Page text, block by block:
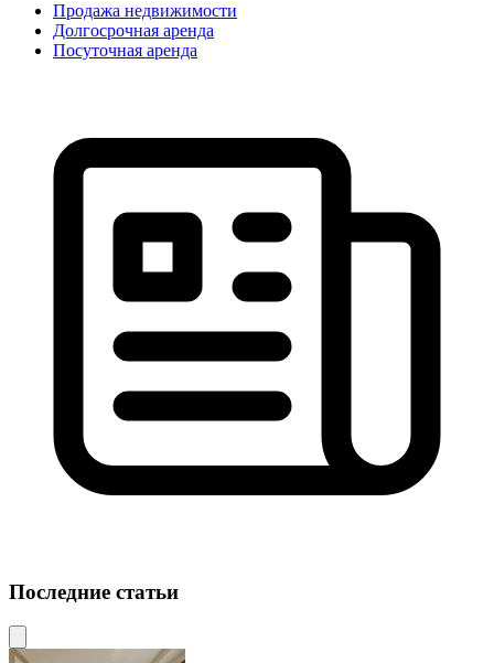
Продажа недвижимости
Долгосрочная аренда
Посуточная аренда
Последние статьи